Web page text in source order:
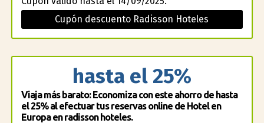
Cupón descuento Radisson Hoteles
hasta el 25%
Viaja más barato: Economiza con este ahorro de hasta
el 25% al efectuar tus reservas online de Hotel en
Europa en radisson hoteles.